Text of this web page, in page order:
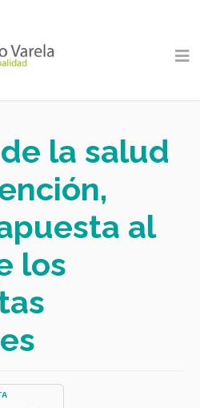
la salud
al
los